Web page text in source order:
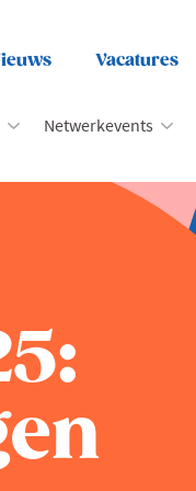
Vacatures
Netwerkevents